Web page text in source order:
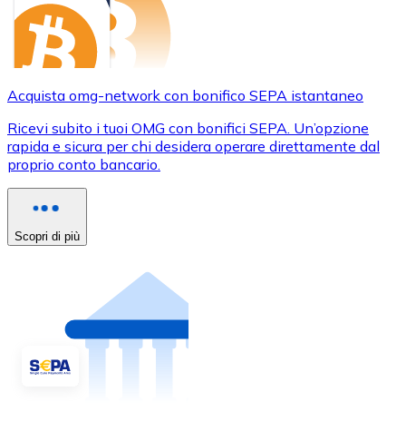
Acquista omg-network con bonifico SEPA istantaneo
Ricevi subito i tuoi OMG con bonifici SEPA. Un’opzione
rapida e sicura per chi desidera operare direttamente dal
proprio conto bancario.
Scopri di più